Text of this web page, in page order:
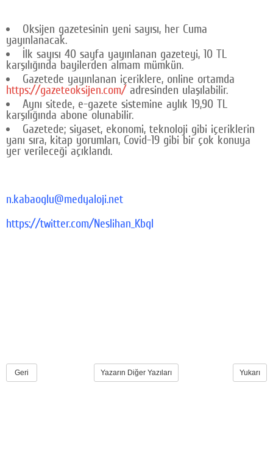
Oksijen gazetesinin yeni sayısı, her Cuma
yayınlanacak.
İlk sayısı 40 sayfa yayınlanan gazeteyi, 10 TL
karşılığında bayilerden almam mümkün.
Gazetede yayınlanan içeriklere, online ortamda
https://gazeteoksijen.com/adresinden ulaşılabilir.
Aynı sitede, e-gazete sistemine aylık 19,90 TL
karşılığında abone olunabilir.
Gazetede; siyaset, ekonomi, teknoloji gibi içeriklerin
yanı sıra, kitap yorumları, Covid-19 gibi bir çok konuya
yer verileceği açıklandı.
n.kabaoglu@medyaloji.net
https://twitter.com/Neslihan_Kbgl
Geri Yazarın Diğer Yazıları Yukarı